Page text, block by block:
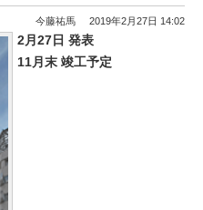
今藤祐馬 2019年2月27日 14:02
2月27日 発表
11月末 竣工予定